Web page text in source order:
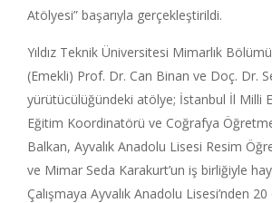
Atölyesi” başarıyla gerçekleştirildi.
Yıldız Teknik Üniversitesi Mimarlık
(Emekli) Prof. Dr. Can Binan ve Doç. Dr.
yürütücülüğündeki atölye; İstanbul İl Milli
Eğitim Koordinatörü ve Coğrafya
Balkan, Ayvalık Anadolu Lisesi Resim
ve Mimar Seda Karakurt’un iş birliğiyle
Çalışmaya Ayvalık Anadolu Lisesi’nden 20